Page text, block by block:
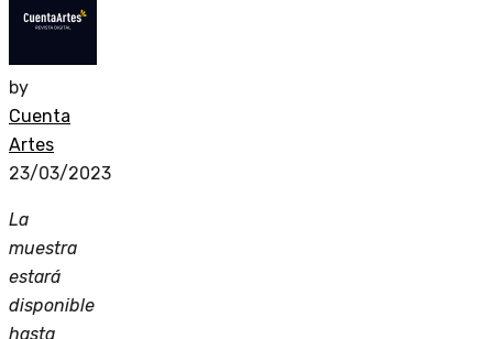
by
Cuenta
Artes
23/03/2023
La
muestra
estará
disponible
hasta